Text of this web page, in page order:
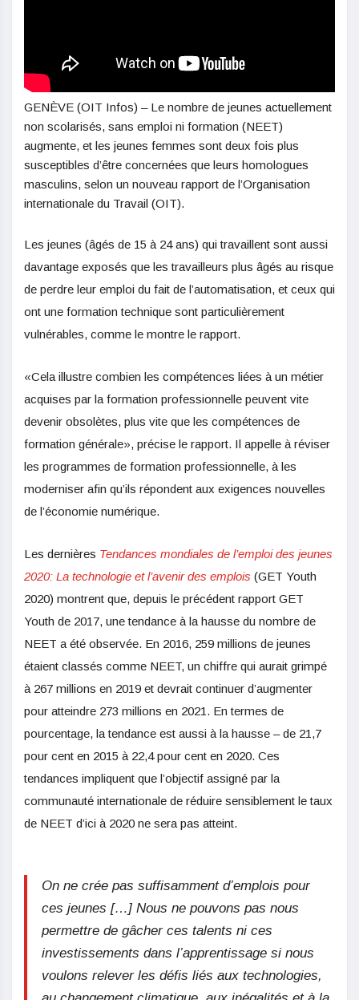
GENÈVE (OIT Infos) – Le nombre de jeunes actuellement
non scolarisés, sans emploi ni formation (NEET)
augmente, et les jeunes femmes sont deux fois plus
susceptibles d’être concernées que leurs homologues
masculins, selon un nouveau rapport de l’Organisation
internationale du Travail (OIT).
Les jeunes (âgés de 15 à 24 ans) qui travaillent sont aussi
davantage exposés que les travailleurs plus âgés au risque
de perdre leur emploi du fait de l’automatisation, et ceux qui
ont une formation technique sont particulièrement
vulnérables, comme le montre le rapport.
«Cela illustre combien les compétences liées à un métier
acquises par la formation professionnelle peuvent vite
devenir obsolètes, plus vite que les compétences de
formation générale», précise le rapport. Il appelle à réviser
les programmes de formation professionnelle, à les
moderniser afin qu’ils répondent aux exigences nouvelles
de l’économie numérique.
Les dernières Tendances mondiales de l’emploi des jeunes
2020: La technologie et l’avenir des emplois (GET Youth
2020) montrent que, depuis le précédent rapport GET
Youth de 2017, une tendance à la hausse du nombre de
NEET a été observée. En 2016, 259 millions de jeunes
étaient classés comme NEET, un chiffre qui aurait grimpé
à 267 millions en 2019 et devrait continuer d’augmenter
pour atteindre 273 millions en 2021. En termes de
pourcentage, la tendance est aussi à la hausse – de 21,7
pour cent en 2015 à 22,4 pour cent en 2020. Ces
tendances impliquent que l’objectif assigné par la
communauté internationale de réduire sensiblement le taux
de NEET d’ici à 2020 ne sera pas atteint.
On ne crée pas suffisamment d’emplois pour
ces jeunes […] Nous ne pouvons pas nous
permettre de gâcher ces talents ni ces
investissements dans l’apprentissage si nous
voulons relever les défis liés aux technologies,